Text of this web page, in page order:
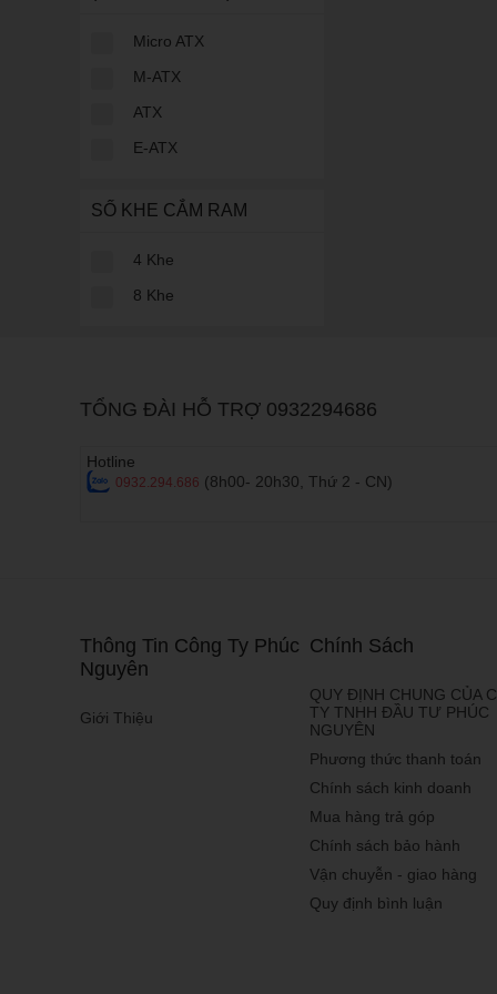
Micro ATX
M-ATX
ATX
E-ATX
SỐ KHE CẮM RAM
4 Khe
8 Khe
Tương tự điện thoại
Tại sao nên
- Dễ dàng kết nối
Phân loại
Dựa vào giá bán, ta
Điện thoại giá rẻ
- Thông tin chung :
- Đặc điểm: Cấu
6xxx), có thể được
TỔNG ĐÀI HỖ TRỢ 0932294686
Hotline
0932.294.686 (8h00- 20h30, Thứ 2 - CN)
Thông Tin Công Ty Phúc
Nguyên
Giới Thiệu
Chính Sách
QUY ĐỊNH CHUNG CỦA
TY TNHH ĐẦU TƯ PHÚC
NGUYÊN
Phương thức thanh toán
Chính sách kinh doanh
Mua hàng trả góp
Chính sách bảo hành
Vận chuyễn - giao hàng
Quy định bình luận